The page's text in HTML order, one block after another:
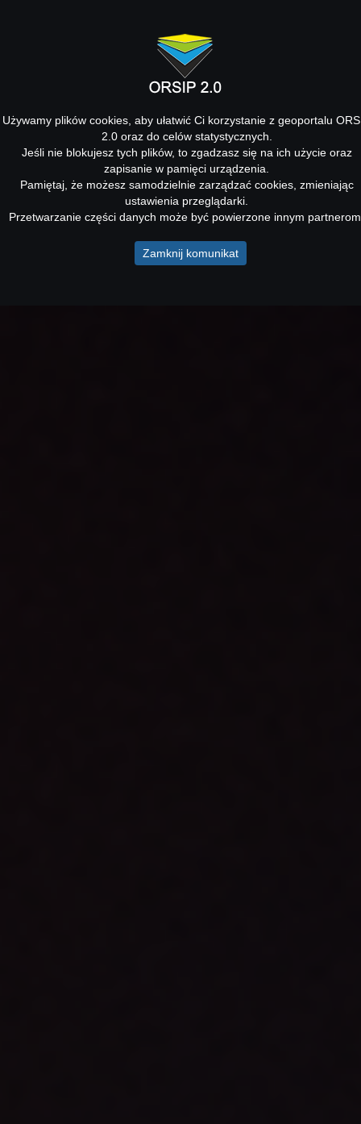
Używamy plików cookies, aby ułatwić Ci korzystanie z geoportalu
2.0 oraz do celów statystycznych.
Jeśli nie blokujesz tych plików, to zgadzasz się na ich użycie oraz
zapisanie w pamięci urządzenia.
Pamiętaj, że możesz samodzielnie zarządzać cookies, zmieniając
ustawienia przeglądarki.
Przetwarzanie części danych może być powierzone innym
Zamknij komunikat